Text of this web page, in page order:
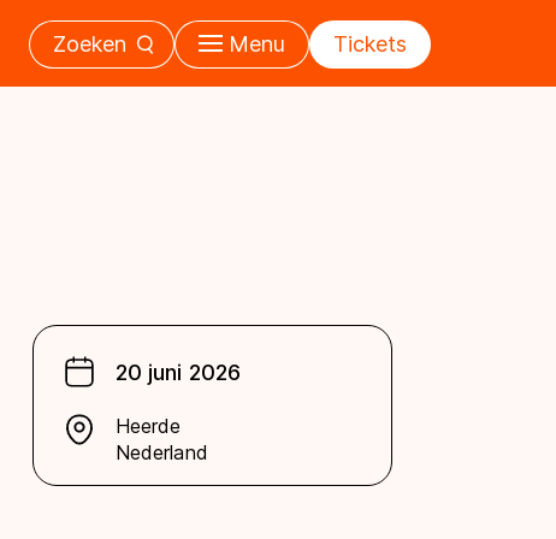
Zoeken Menu Tickets
20 juni 2026
Heerde
Nederland